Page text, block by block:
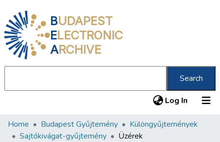
BUDAPEST
ELECTRONIC
ARCHIVE
Search
Log In (current)
Communities & Collections
Home Budapest Gyűjtemény
Különgyűjtemények
Sajtókivágat-gyűjtemény
Üzérek